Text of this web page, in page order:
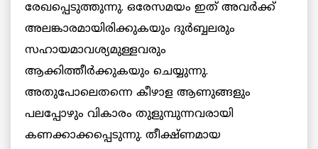
രേഖപ്പെടുത്തുന്നു. ഒരേസമയം ഇത് അവര്‍ക്ക്
അലങ്കാരമായിരിക്കുകയും ദുര്‍ബ്ബലരും
സഹായമാവശ്യമുള്ളവരും
ആക്കിത്തീര്‍ക്കുകയും ചെയ്യുന്നു.
അതുപോലെതന്നെ കീഴാള ആണുങ്ങളും
പലപ്പോഴും വികാരം തുളുമ്പുന്നവരായി
കണക്കാക്കപ്പെടുന്നു. തീക്ഷ്ണമായ